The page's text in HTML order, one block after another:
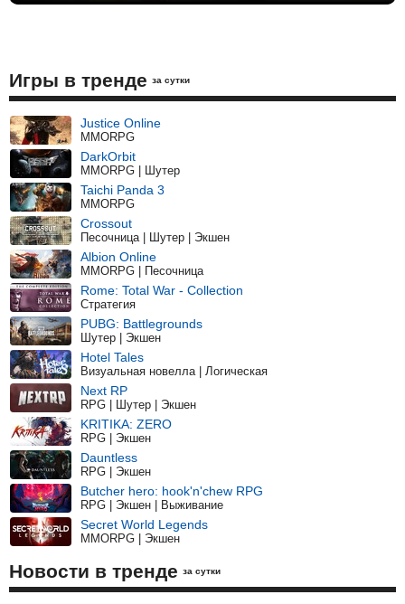
Игры в тренде за сутки
Justice Online
MMORPG
DarkOrbit
MMORPG | Шутер
Taichi Panda 3
MMORPG
Crossout
Песочница | Шутер | Экшен
Albion Online
MMORPG | Песочница
Rome: Total War - Collection
Стратегия
PUBG: Battlegrounds
Шутер | Экшен
Hotel Tales
Визуальная новелла | Логическая
Next RP
RPG | Шутер | Экшен
KRITIKA: ZERO
RPG | Экшен
Dauntless
RPG | Экшен
Butcher hero: hook'n'chew RPG
RPG | Экшен | Выживание
Secret World Legends
MMORPG | Экшен
Новости в тренде за сутки